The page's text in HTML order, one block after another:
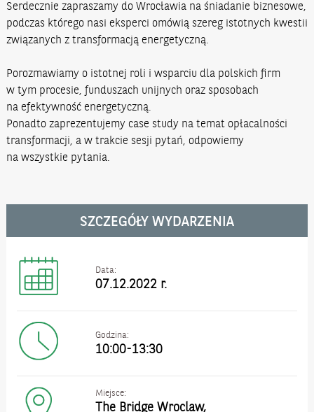
Serdecznie zapraszamy do Wrocławia na śniadanie biznesowe,
podczas którego nasi eksperci omówią szereg istotnych kwestii
związanych z transformacją energetyczną.
Porozmawiamy o istotnej roli i wsparciu dla polskich firm
w tym procesie, funduszach unijnych oraz sposobach
na efektywność energetyczną.
Ponadto zaprezentujemy case study na temat opłacalności
transformacji, a w trakcie sesji pytań, odpowiemy
na wszystkie pytania.
SZCZEGÓŁY WYDARZENIA
Data:
07.12.2022 r.
Godzina:
10:00-13:30
Miejsce:
The Bridge Wroclaw,